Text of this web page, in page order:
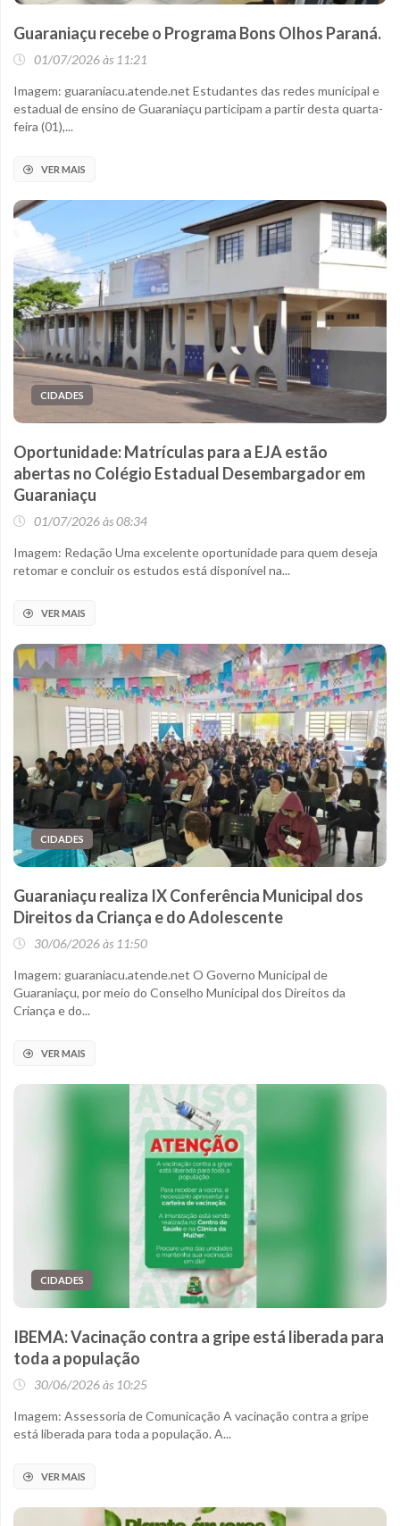
Guaraniaçu recebe o Programa Bons Olhos Paraná.
01/07/2026 às 11:21
Imagem: guaraniacu.atende.net Estudantes das redes municipal e
estadual de ensino de Guaraniaçu participam a partir desta quarta-
feira (01),...
VER MAIS
CIDADES
Oportunidade: Matrículas para a EJA estão
abertas no Colégio Estadual Desembargador em
Guaraniaçu
01/07/2026 às 08:34
Imagem: Redação Uma excelente oportunidade para quem deseja
retomar e concluir os estudos está disponível na...
VER MAIS
CIDADES
Guaraniaçu realiza IX Conferência Municipal dos
Direitos da Criança e do Adolescente
30/06/2026 às 11:50
Imagem: guaraniacu.atende.net O Governo Municipal de
Guaraniaçu, por meio do Conselho Municipal dos Direitos da
Criança e do...
VER MAIS
CIDADES
IBEMA: Vacinação contra a gripe está liberada para
toda a população
30/06/2026 às 10:25
Imagem: Assessoria de Comunicação A vacinação contra a gripe
está liberada para toda a população. A...
VER MAIS